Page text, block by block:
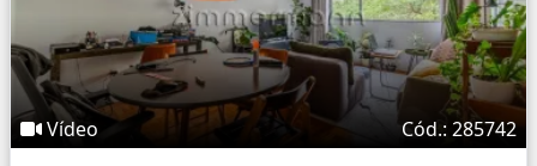
Vídeo Cód.: 285742